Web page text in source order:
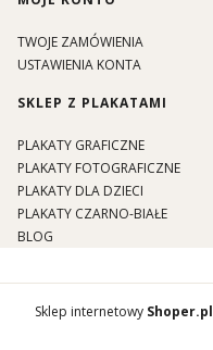
TWOJE ZAMÓWIENIA
USTAWIENIA KONTA
SKLEP Z PLAKATAMI
PLAKATY GRAFICZNE
PLAKATY FOTOGRAFICZNE
PLAKATY DLA DZIECI
PLAKATY CZARNO-BIAŁE
BLOG
Sklep internetowy Shoper.pl